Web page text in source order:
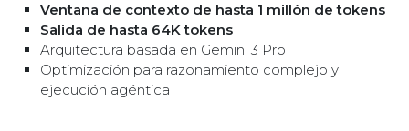
Ventana de contexto de hasta 1 millón de tokens
Salida de hasta 64K tokens
Arquitectura basada en Gemini 3 Pro
Optimización para razonamiento complejo y
ejecución agéntica